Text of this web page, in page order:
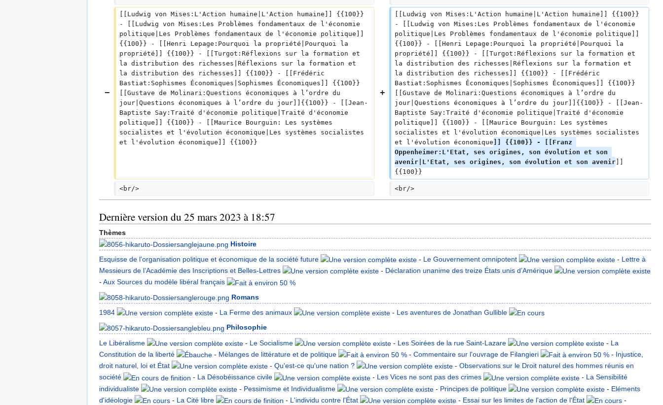
[[Ludwig von Mises:L'Action humaine|L'Action humaine]] {{100}}
- [[Ludwig von Mises:Les Problèmes fondamentaux de l'économie
politique|Les Problèmes fondamentaux de l'économie politique]]
{{100}} - [[Henri Lepage:Pourquoi la propriété|Pourquoi la
propriété]] {{100}} - [[Turgot:Réflexions sur la formation et
la distribution des richesses|Réflexions sur la formation et
la distribution des richesses]] {{100}} - [[Frédéric
Bastiat:Sophismes Économiques|Sophismes Économiques]] {{100}}
[[Gustave de Molinari:Questions économiques à l’ordre du
jour|Questions économiques à l’ordre du jour]]{{100}} - [[Jean-
Baptiste Say:Traité d'économie politique|Traité d'économie
politique]] {{100}} - [[Maurice Bourguin: Les systèmes
socialistes et l'évolution économique|Les systèmes socialistes
et l'évolution économique]] {{100}}
[[Ludwig von Mises:L'Action humaine|L'Action humaine]] {{100}}
- [[Ludwig von Mises:Les Problèmes fondamentaux de l'économie
politique|Les Problèmes fondamentaux de l'économie politique]]
{{100}} - [[Henri Lepage:Pourquoi la propriété|Pourquoi la
propriété]] {{100}} - [[Turgot:Réflexions sur la formation et
la distribution des richesses|Réflexions sur la formation et
la distribution des richesses]] {{100}} - [[Frédéric
Bastiat:Sophismes Économiques|Sophismes Économiques]] {{100}}
[[Gustave de Molinari:Questions économiques à l’ordre du
jour|Questions économiques à l’ordre du jour]]{{100}} - [[Jean-
Baptiste Say:Traité d'économie politique|Traité d'économie
politique]] {{100}} - [[Maurice Bourguin: Les systèmes
socialistes et l'évolution économique|Les systèmes socialistes
et l'évolution économique ]] {{100}} - [[Franz
Oppenheimer:L'Etat, ses origines, son évolution et son
avenir|L'Etat, ses origines, son évolution et son avenir]]
{{100}}
<br/> <br/>
Dernière version du 25 mars 2023 à 18:57
Thèmes
Histoire
Esquisse de l'organisation politique et économique de la société future
- Le Gouvernement omnipotent - Lettre à
Messieurs de l’Académie des Inscriptions et Belles-Lettres
- Déclaration unanime des treize États unis d’Amérique
- Aux Sources du modèle libéral français
Romans
1984
- La Ferme des animaux - Les aventures de Jonathan Gullible
Philosophie
Le Libéralisme
- Le Socialisme - Les Soirées de la rue Saint-Lazare - La
Constitution de la liberté
- Mélanges de littérature et de politique - Commentaire sur l'ouvrage de Filangieri - Injustice,
droit naturel, loi et État
- Qu'est-ce qu'une nation ? - Observations sur le Droit naturel des hommes réunis en
société
- La Désobéissance civile - Les Vices ne sont pas des crimes - La Sensibilité
individualiste
- Pessimisme et Individualisme - Principes de politique - Eléments
d'idéologie
- La Cité libre - L'individu contre l'État - Essai sur les limites de l'action de l'État -